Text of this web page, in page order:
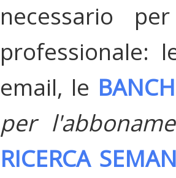
necessario
professionale:
email, le
per
RICERCA